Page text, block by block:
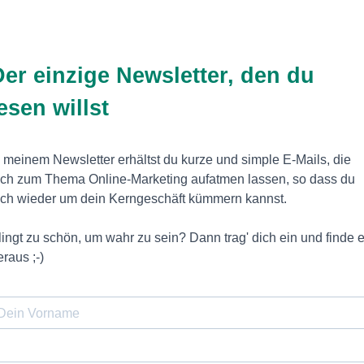
einzige Newsletter, den du
willst
meinem Newsletter erhältst du kurze und simple E-Mails, die
zum Thema Online-Marketing aufatmen lassen, so dass du
wieder um dein Kerngeschäft kümmern kannst.
zu schön, um wahr zu sein? Dann trag' dich ein und finde
;-)